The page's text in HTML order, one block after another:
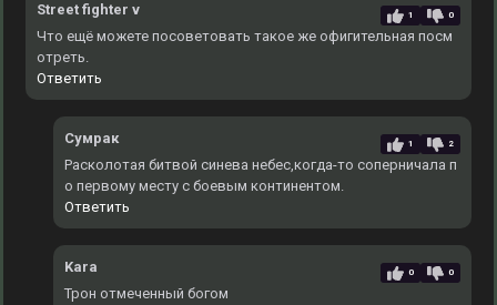
Street fighter v 1 0
Что ещё можете посоветовать такое же офигительная посм
отреть.
Ответить
Сумрак 1 2
Расколотая битвой синева небес,когда-то соперничала п
о первому месту с боевым континентом.
Ответить
Kara 0 0
Трон отмеченный богом